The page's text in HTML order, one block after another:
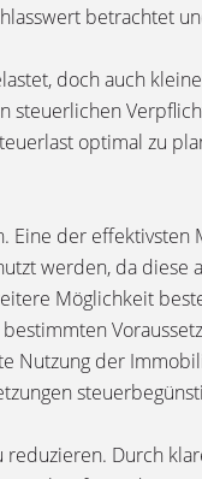
betrachtet
doch auch
steuerlichen
optimal zu
Eine der effektivsten
werden, da diese
Möglichkeit
Nutzung der
Durch